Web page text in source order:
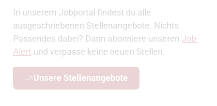
In unserem Jobportal findest du alle
ausgeschriebenen Stellenangebote. Nichts
Passendes dabei? Dann abonniere unseren Job-
Alert und verpasse keine neuen Stellen.
Unsere Stellenangebote